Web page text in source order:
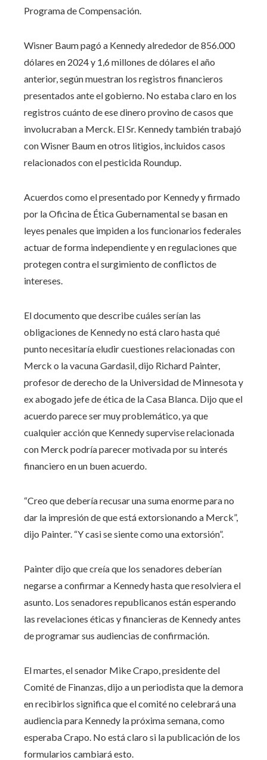
Programa de Compensación.
Wisner Baum pagó a Kennedy alrededor de 856.000
dólares en 2024 y 1,6 millones de dólares el año
anterior, según muestran los registros financieros
presentados ante el gobierno. No estaba claro en los
registros cuánto de ese dinero provino de casos que
involucraban a Merck. El Sr. Kennedy también trabajó
con Wisner Baum en otros litigios, incluidos casos
relacionados con el pesticida Roundup.
Acuerdos como el presentado por Kennedy y firmado
por la Oficina de Ética Gubernamental se basan en
leyes penales que impiden a los funcionarios federales
actuar de forma independiente y en regulaciones que
protegen contra el surgimiento de conflictos de
intereses.
El documento que describe cuáles serían las
obligaciones de Kennedy no está claro hasta qué
punto necesitaría eludir cuestiones relacionadas con
Merck o la vacuna Gardasil, dijo Richard Painter,
profesor de derecho de la Universidad de Minnesota y
ex abogado jefe de ética de la Casa Blanca. Dijo que el
acuerdo parece ser muy problemático, ya que
cualquier acción que Kennedy supervise relacionada
con Merck podría parecer motivada por su interés
financiero en un buen acuerdo.
“Creo que debería recusar una suma enorme para no
dar la impresión de que está extorsionando a Merck”,
dijo Painter. “Y casi se siente como una extorsión”.
Painter dijo que creía que los senadores deberían
negarse a confirmar a Kennedy hasta que resolviera el
asunto. Los senadores republicanos están esperando
las revelaciones éticas y financieras de Kennedy antes
de programar sus audiencias de confirmación.
El martes, el senador Mike Crapo, presidente del
Comité de Finanzas, dijo a un periodista que la demora
en recibirlos significa que el comité no celebrará una
audiencia para Kennedy la próxima semana, como
esperaba Crapo. No está claro si la publicación de los
formularios cambiará esto.